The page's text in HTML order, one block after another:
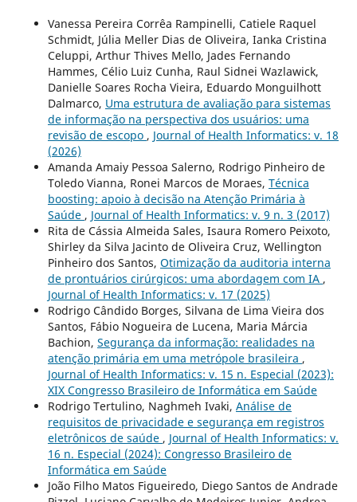
Vanessa Pereira Corrêa Rampinelli, Catiele Raquel
Schmidt, Júlia Meller Dias de Oliveira, Ianka Cristina
Celuppi, Arthur Thives Mello, Jades Fernando
Hammes, Célio Luiz Cunha, Raul Sidnei Wazlawick,
Danielle Soares Rocha Vieira, Eduardo Monguilhott
Dalmarco, Uma estrutura de avaliação para sistemas
de informação na perspectiva dos usuários: uma
revisão de escopo , Journal of Health Informatics: v. 18
(2026)
Amanda Amaiy Pessoa Salerno, Rodrigo Pinheiro de
Toledo Vianna, Ronei Marcos de Moraes, Técnica
boosting: apoio à decisão na Atenção Primária à
Saúde , Journal of Health Informatics: v. 9 n. 3 (2017)
Rita de Cássia Almeida Sales, Isaura Romero Peixoto,
Shirley da Silva Jacinto de Oliveira Cruz, Wellington
Pinheiro dos Santos, Otimização da auditoria interna
de prontuários cirúrgicos: uma abordagem com IA ,
Journal of Health Informatics: v. 17 (2025)
Rodrigo Cândido Borges, Silvana de Lima Vieira dos
Santos, Fábio Nogueira de Lucena, Maria Márcia
Bachion, Segurança da informação: realidades na
atenção primária em uma metrópole brasileira ,
Journal of Health Informatics: v. 15 n. Especial (2023):
XIX Congresso Brasileiro de Informática em Saúde
Rodrigo Tertulino, Naghmeh Ivaki, Análise de
requisitos de privacidade e segurança em registros
eletrônicos de saúde , Journal of Health Informatics: v.
16 n. Especial (2024): Congresso Brasileiro de
Informática em Saúde
João Filho Matos Figueiredo, Diego Santos de Andrade